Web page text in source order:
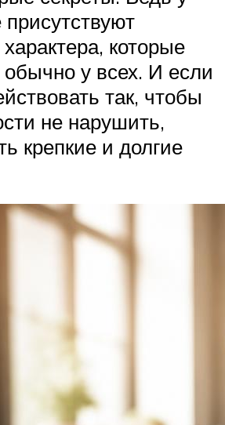
которые
обычно у всех. И если
так, чтобы
не нарушить,
крепкие и долгие